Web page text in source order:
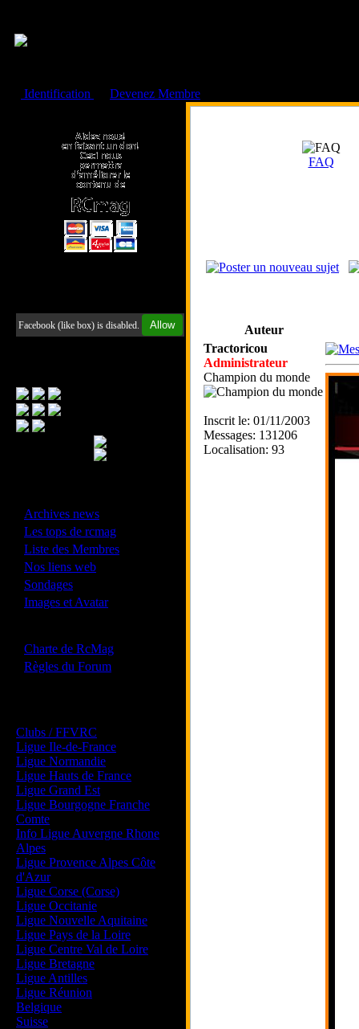
Identification
Devenez Membre
Facebook (like box) is disabled. Allow
Archives news
Les tops de rcmag
Liste des Membres
Nos liens web
Sondages
Images et Avatar
Charte de RcMag
Règles du Forum
Clubs / FFVRC
Ligue Ile-de-France
Ligue Normandie
Ligue Hauts de France
Ligue Grand Est
Ligue Bourgogne Franche
Comte
Info Ligue Auvergne Rhone
Alpes
Ligue Provence Alpes Côte
d'Azur
Ligue Corse (Corse)
Ligue Occitanie
Ligue Nouvelle Aquitaine
Ligue Pays de la Loire
Ligue Centre Val de Loire
Ligue Bretagne
Ligue Antilles
Ligue Réunion
Belgique
Suisse
FAQ
Auteur
Tractoricou
Administrateur
Champion du monde
Inscrit le: 01/11/2003
Messages: 131206
Localisation: 93